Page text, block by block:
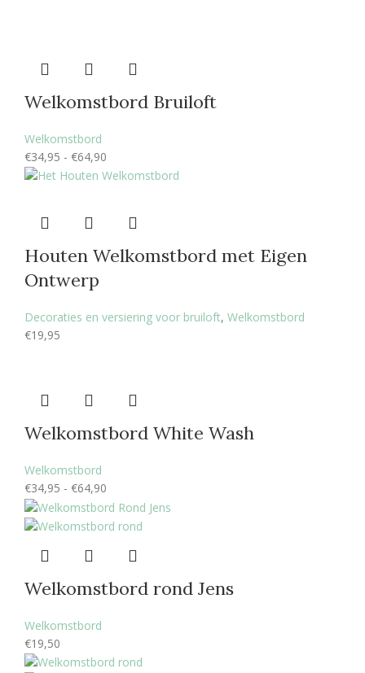
Welkomstbord Bruiloft
Welkomstbord
€34,95 - €64,90
€34,95
Houten Welkomstbord met Eigen
Ontwerp
Decoraties en versiering voor bruiloft, Welkomstbord
€19,95
Welkomstbord White Wash
Welkomstbord
€34,95 - €64,90
€34,95
tot
Welkomstbord rond Jens
Welkomstbord
€19,50